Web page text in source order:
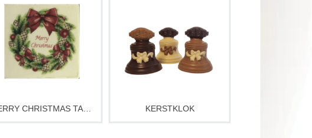
Christmas” chocoladetablet.
Leuk kerstcadeautje of
traktatie tijdens de
feestdagen.
Verkrijgbaar in wit, melk en
puur. Op elke smaakvariant
kerstcadeau of traktatie voor
bij de koffie of onder de
boom.
KERSTKLOK